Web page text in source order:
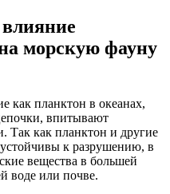
морскую фауну
как планктон в океанах,
впитывают
Так как планктон и другие
к разрушению, в
вещества в большей
воде или почве.